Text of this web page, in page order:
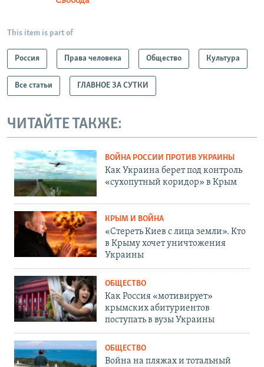
This item is part of
Россия Права человека Общество Культура
Все статьи ГЛАВНОЕ ЗА СУТКИ
ЧИТАЙТЕ ТАКЖЕ:
ВОЙНА РОССИИ ПРОТИВ УКРАИНЫ
Как Украина берет под контроль
«сухопутный коридор» в Крым
КРЫМ И ВОЙНА
«Стереть Киев с лица земли». Кто
в Крыму хочет уничтожения
Украины
ОБЩЕСТВО
Как Россия «мотивирует»
крымских абитуриентов
поступать в вузы Украины
ОБЩЕСТВО
Война на пляжах и тотальный